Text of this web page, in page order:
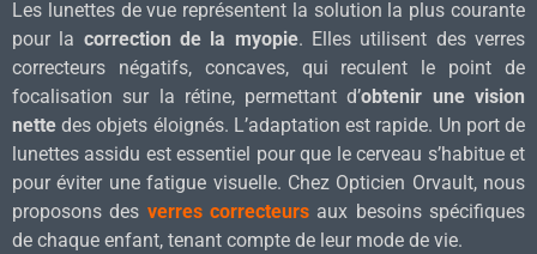
Les lunettes de vue représentent la solution la plus courante
pour la correction de la myopie. Elles utilisent des verres
correcteurs négatifs, concaves, qui reculent le point de
focalisation sur la rétine, permettant d’obtenir une vision
nette des objets éloignés. L’adaptation est rapide. Un port de
lunettes assidu est essentiel pour que le cerveau s’habitue et
pour éviter une fatigue visuelle. Chez Opticien Orvault, nous
proposons des verres correcteurs aux besoins spécifiques
de chaque enfant, tenant compte de leur mode de vie.